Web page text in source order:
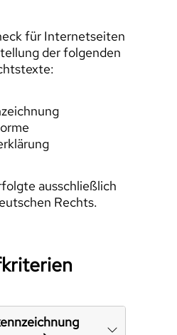
für Internetseiten
der folgenden
ausschließlich
Rechts.